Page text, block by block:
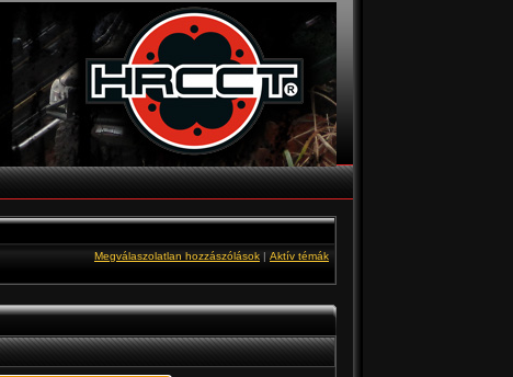
Megválaszolatlan hozzászólások | Aktív témák